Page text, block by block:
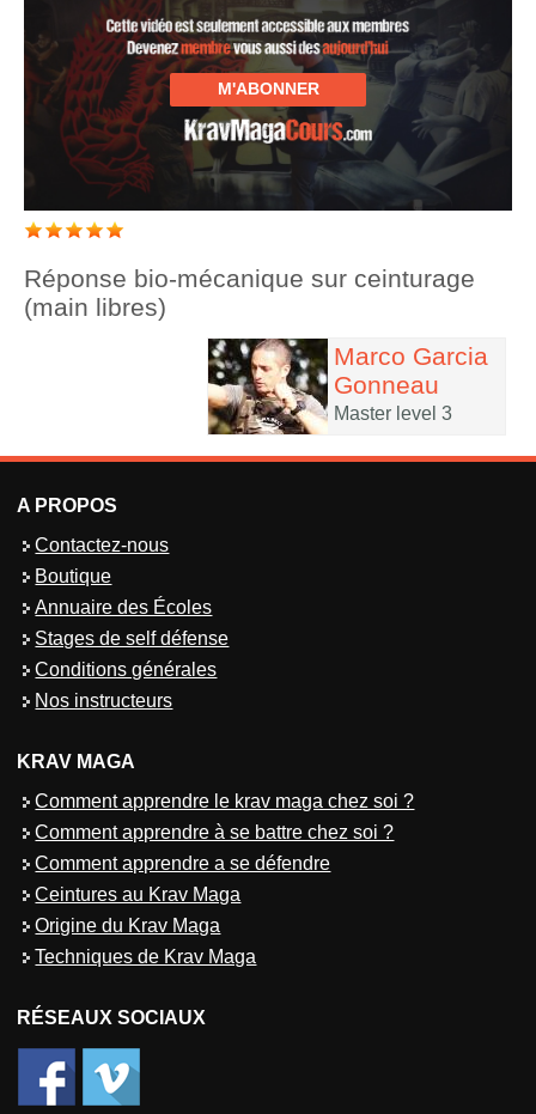
M'ABONNER
Réponse bio-mécanique sur ceinturage
(main libres)
Marco Garcia
Gonneau
Master level 3
A PROPOS
Contactez-nous
Boutique
Annuaire des Écoles
Stages de self défense
Conditions générales
Nos instructeurs
KRAV MAGA
Comment apprendre le krav maga chez soi ?
Comment apprendre à se battre chez soi ?
Comment apprendre a se défendre
Ceintures au Krav Maga
Origine du Krav Maga
Techniques de Krav Maga
RÉSEAUX SOCIAUX